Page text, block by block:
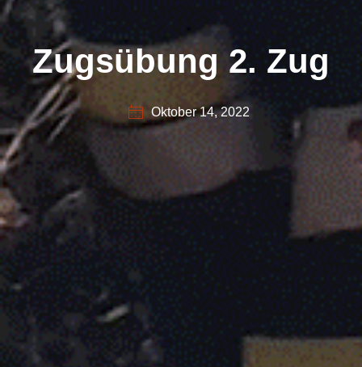
Zugsübung 2. Zug
Oktober 14, 2022